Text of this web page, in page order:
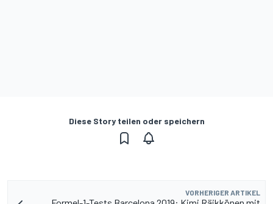
Diese Story teilen oder speichern
VORHERIGER ARTIKEL